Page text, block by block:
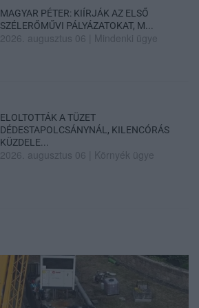
MAGYAR PÉTER: KIÍRJÁK AZ ELSŐ
SZÉLERŐMŰVI PÁLYÁZATOKAT, M...
2026. augusztus 06 Mindenki ügye
ELOLTOTTÁK A TÜZET
DÉDESTAPOLCSÁNYNÁL, KILENCÓRÁS
KÜZDELE...
2026. augusztus 06 Környék ügye